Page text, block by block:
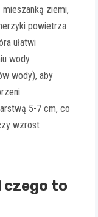
ziemi,
powietrza
ułatwi
wody
wody), aby
5-7 cm, co
wzrost
czego to